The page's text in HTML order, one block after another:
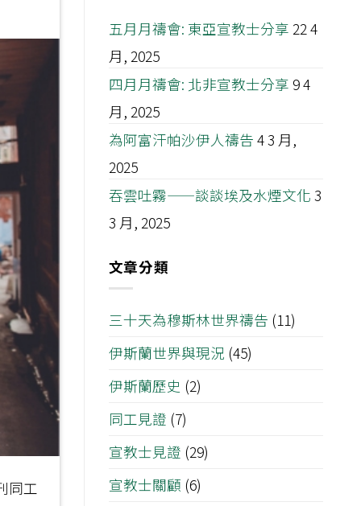
同工
五月月禱會: 東亞宣教士分享 22 4
月, 2025
四月月禱會: 北非宣教士分享 9 4
月, 2025
為阿富汗帕沙伊人禱告 4 3 月,
2025
吞雲吐霧——談談埃及水煙文化 3
3 月, 2025
文章分類
三十天為穆斯林世界禱告 (11)
伊斯蘭世界與現況 (45)
伊斯蘭歷史 (2)
同工見證 (7)
宣教士見證 (29)
宣教士關顧 (6)